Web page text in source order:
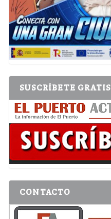
SUSCRÍBETE GRATIS
CONTACTO